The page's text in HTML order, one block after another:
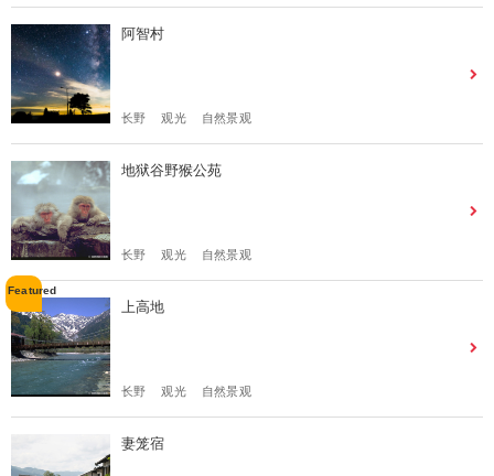
阿智村
长野 观光 自然景观
地狱谷野猴公苑
长野 观光 自然景观
上高地
长野 观光 自然景观
妻笼宿